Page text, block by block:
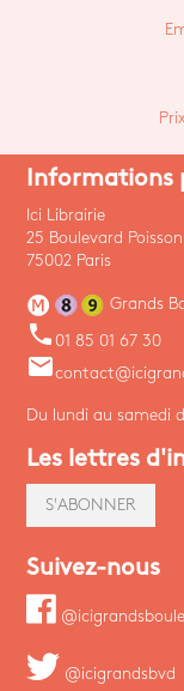
Informations
Ici Librairie
25 Boulevard
75002 Paris
Grands
phone 01 85 01 67 30
email
Du lundi au samedi
Les lettres
S'ABONNER
Suivez-nous
@icigrandsbvd